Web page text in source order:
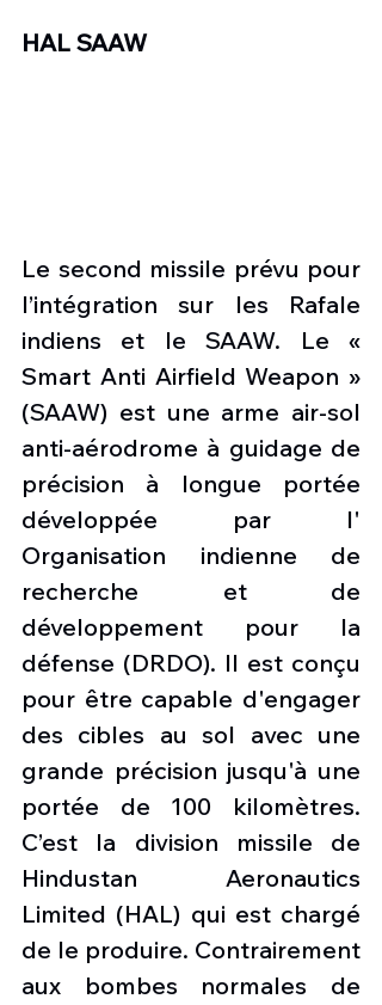
HAL SAAW
Le second missile prévu pour
l’intégration sur les Rafale
indiens et le SAAW. Le «
Smart Anti Airfield Weapon »
(SAAW) est une arme air-sol
anti-aérodrome à guidage de
précision à longue portée
développée par l'
Organisation indienne de
recherche et de
développement pour la
défense (DRDO). Il est conçu
pour être capable d'engager
des cibles au sol avec une
grande précision jusqu'à une
portée de 100 kilomètres.
C’est la division missile de
Hindustan Aeronautics
Limited (HAL) qui est chargé
de le produire. Contrairement
aux bombes normales de